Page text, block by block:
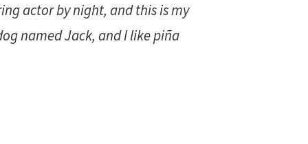
actor by night, and this is my
named Jack, and I like piña